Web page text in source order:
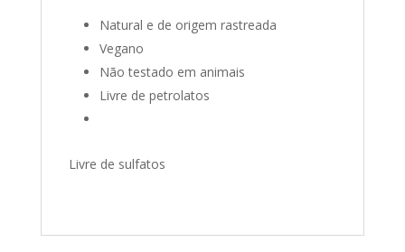
Natural e de origem rastreada
Vegano
Não testado em animais
Livre de petrolatos
Livre de sulfatos